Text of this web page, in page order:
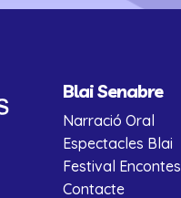
Blai Senabre
Narració Oral
Espectacles Blai
Festival Encontes
Contacte